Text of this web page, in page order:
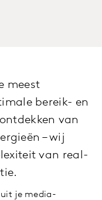
meest
bereik- en
van
– wij
van real-
uit je media-